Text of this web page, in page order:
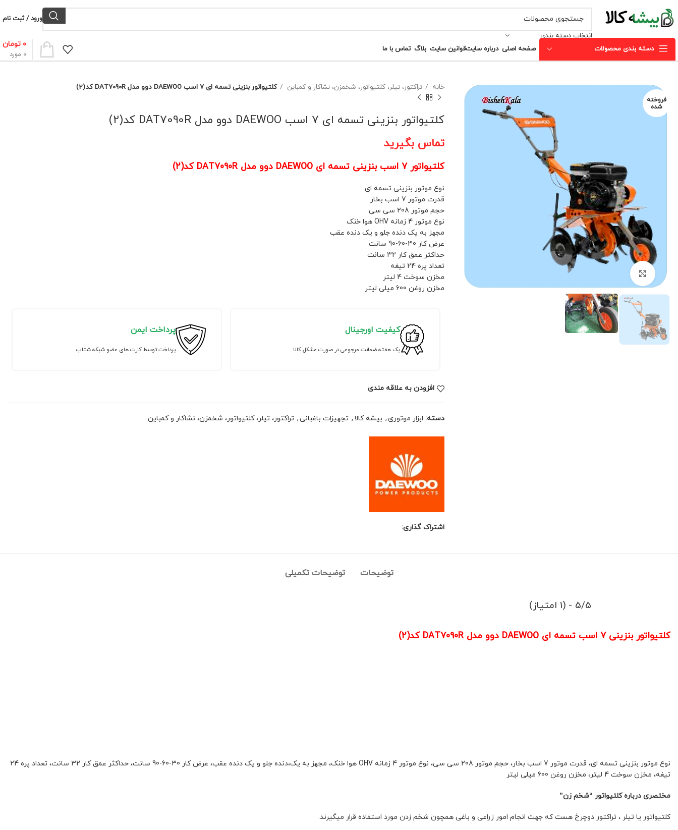
انتخاب دسته بندی
ورود / ثبت نام
دسته بندی محصولات صفحه اصلی درباره سایتقوانین سایت بلاگ تماس با ما
0 مورد
۰ تومان
فروخته
شده
برای بزرگنمایی کلیک کنید
خانه تراکتور، تیلر، کلتیواتور، شخمزن، نشاکار و کمباین کلتیواتور بنزینی تسمه ای 7 اسب DAEWOO دوو مدل DAT7090R کد(2)
کلتیواتور بنزینی تسمه ای 7 اسب DAEWOO دوو مدل DAT7090R کد(2)
تماس بگیرید
کلتیواتور 7 اسب بنزینی تسمه ای DAEWOO دوو مدل DAT7090R کد(2)
نوع موتور بنزینی تسمه ای
قدرت موتور 7 اسب بخار
حجم موتور 208 سی سی
نوع موتور 4 زمانه OHV هوا خنک
مجهز به یک دنده جلو و یک دنده عقب
عرض کار 30-60-90 سانت
حداکثر عمق کار 32 سانت
تعداد پره 24 تیغه
مخزن سوخت 4 لیتر
مخزن روغن 600 میلی لیتر
کیفیت اورجینال
یک هفته ضمانت مرجوعی در صورت مشکل کالا
پرداخت ایمن
پرداخت توسط کارت های عضو شبکه شتاب
افزودن به علاقه مندی
دسته: ابزار موتوری, بیشه کالا , تجهیزات باغبانی, تراکتور، تیلر، کلتیواتور، شخمزن، نشاکار و کمباین
اشتراک گذاری:
توضیحات توضیحات تکمیلی
5/5 - (1 امتیاز)
کلتیواتور بنزینی 7 اسب تسمه ای DAEWOO دوو مدل DAT7090R کد(2)
نوع موتور بنزینی تسمه ای، قدرت موتور 7 اسب بخار، حجم موتور 208 سی سی، نوع موتور 4 زمانه OHV هوا خنک، مجهز به یک،دنده جلو و یک دنده عقب، عرض کار 30-60-90 سانت، حداکثر عمق کار 32 سانت، تعداد پره 24
تیغه، مخزن سوخت 4 لیتر، مخزن روغن 600 میلی لیتر
مختصری درباره کلتیواتور “شخم زن”
کلتیواتور یا تیلر ، تراکتور دوچرخ هست که جهت انجام امور زراعی و باغی همچون شخم زدن مورد استفاده قرار میگیرند.